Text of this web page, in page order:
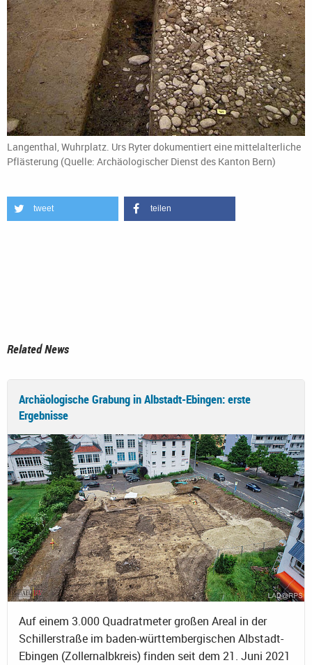
Langenthal, Wuhrplatz. Urs Ryter dokumentiert eine mittelalterliche
Pflästerung (Quelle: Archäologischer Dienst des Kanton Bern)
tweet teilen
Related News
Archäologische Grabung in Albstadt-Ebingen: erste
Ergebnisse
Auf einem 3.000 Quadratmeter großen Areal in der
Schillerstraße im baden-württembergischen Albstadt-
Ebingen (Zollernalbkreis) finden seit dem 21. Juni 2021